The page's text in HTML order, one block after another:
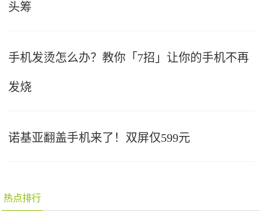
头筹
手机发烫怎么办？教你「7招」让你的手机不再
发烧
诺基亚翻盖手机来了！双屏仅599元
热点排行